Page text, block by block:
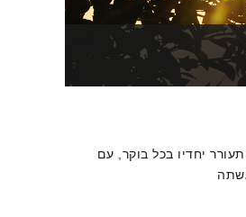
יחדיו בכל בוקר, עם